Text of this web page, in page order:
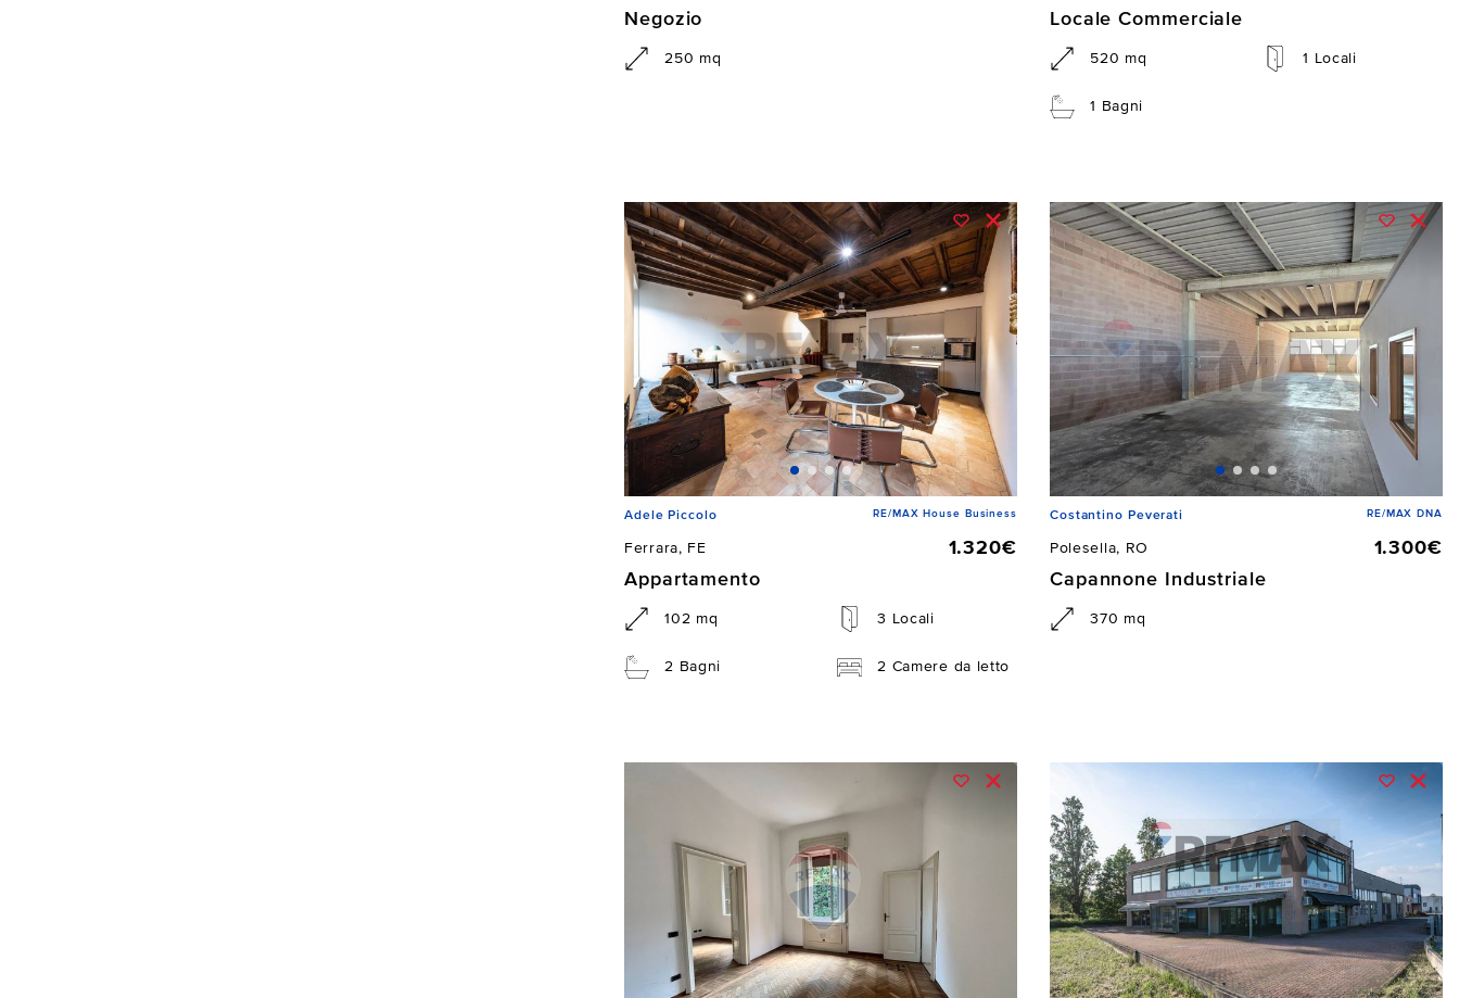
Negozio
250 mq
Locale Commerciale
520 mq 1 Locali
1 Bagni
Adele Piccolo RE/MAX House Business
Ferrara, FE
1.320€
Appartamento
102 mq 3 Locali
2 Bagni 2 Camere da letto
Costantino Peverati RE/MAX DNA
Polesella, RO
1.300€
Capannone Industriale
370 mq